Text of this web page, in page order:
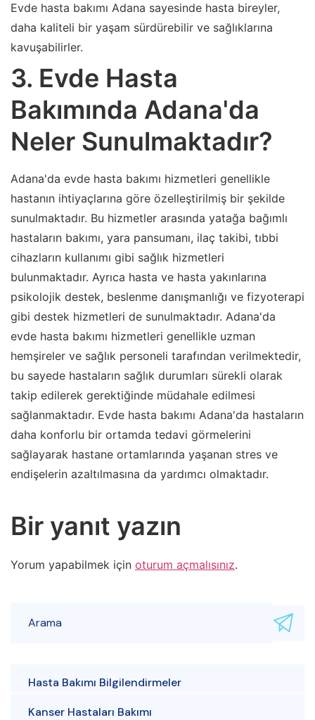
Evde hasta bakımı Adana sayesinde hasta bireyler,
daha kaliteli bir yaşam sürdürebilir ve sağlıklarına
kavuşabilirler.
3. Evde Hasta
Bakımında Adana'da
Neler Sunulmaktadır?
Adana'da evde hasta bakımı hizmetleri genellikle
hastanın ihtiyaçlarına göre özelleştirilmiş bir şekilde
sunulmaktadır. Bu hizmetler arasında yatağa bağımlı
hastaların bakımı, yara pansumanı, ilaç takibi, tıbbi
cihazların kullanımı gibi sağlık hizmetleri
bulunmaktadır. Ayrıca hasta ve hasta yakınlarına
psikolojik destek, beslenme danışmanlığı ve fizyoterapi
gibi destek hizmetleri de sunulmaktadır. Adana'da
evde hasta bakımı hizmetleri genellikle uzman
hemşireler ve sağlık personeli tarafından verilmektedir,
bu sayede hastaların sağlık durumları sürekli olarak
takip edilerek gerektiğinde müdahale edilmesi
sağlanmaktadır. Evde hasta bakımı Adana'da hastaların
daha konforlu bir ortamda tedavi görmelerini
sağlayarak hastane ortamlarında yaşanan stres ve
endişelerin azaltılmasına da yardımcı olmaktadır.
Bir yanıt yazın
Yorum yapabilmek için oturum açmalısınız.
Hasta Bakımı Bilgilendirmeler
Kanser Hastaları Bakımı